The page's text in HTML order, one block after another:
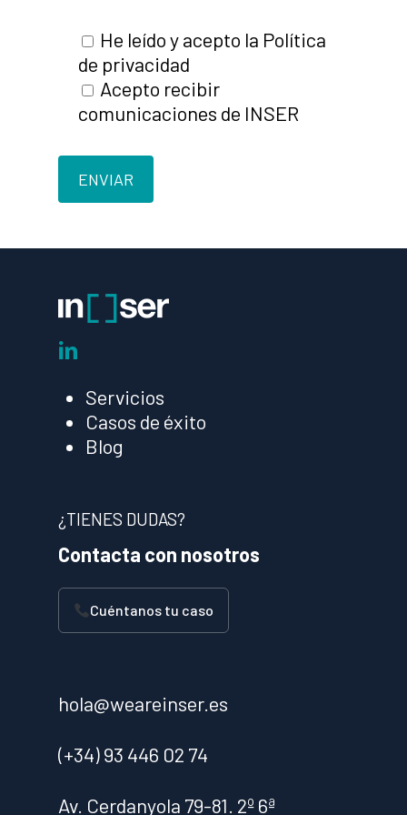
He leído y acepto la Política
de privacidad
Acepto recibir
comunicaciones de INSER
linkedin
Servicios
Casos de éxito
Blog
¿TIENES DUDAS?
Contacta con nosotros
Cuéntanos tu caso
hola@weareinser.es
(+34) 93 446 02 74
Av. Cerdanyola 79-81. 2º 6ª